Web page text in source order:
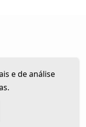
e de análise
os direitos